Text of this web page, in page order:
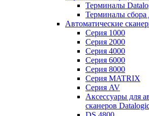
Терминалы
Терминалы сбора
Автоматические
Серия 1000
Серия 2000
Серия 4000
Серия 6000
Серия 8000
Серия MATRIX
Серия AV
Аксессуары для
сканеров